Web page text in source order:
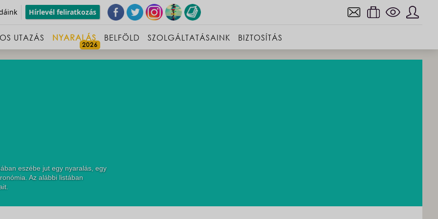
Hírlevél feliratkozás
UTAZÁS NYARALÁS BELFÖLD SZOLGÁLTATÁSAINK BIZTOSÍTÁS
eszébe jut egy nyaralás, egy
Az alábbi listában